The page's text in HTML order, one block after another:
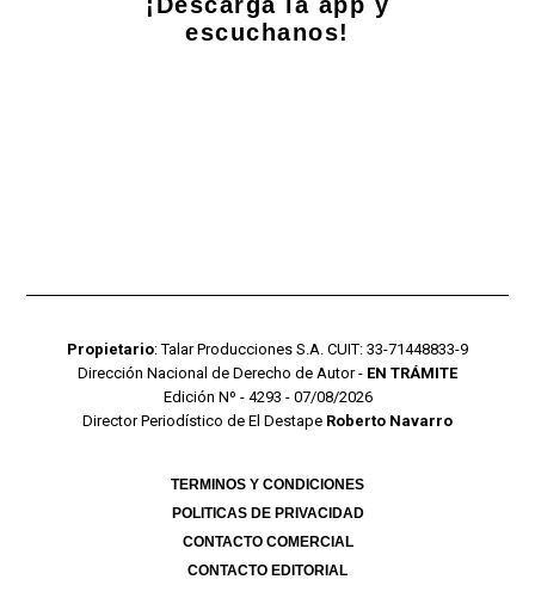
escuchanos!
Propietario: Talar Producciones S.A. CUIT: 33-71448833-9
Dirección Nacional de Derecho de Autor - EN TRÁMITE
Edición Nº - 4293 - 07/08/2026
Director Periodístico de El Destape Roberto Navarro
TERMINOS Y CONDICIONES
POLITICAS DE PRIVACIDAD
CONTACTO COMERCIAL
CONTACTO EDITORIAL